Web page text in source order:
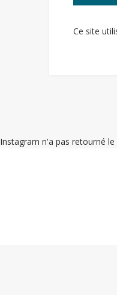
Ce site
Instagram n'a pas retourné le